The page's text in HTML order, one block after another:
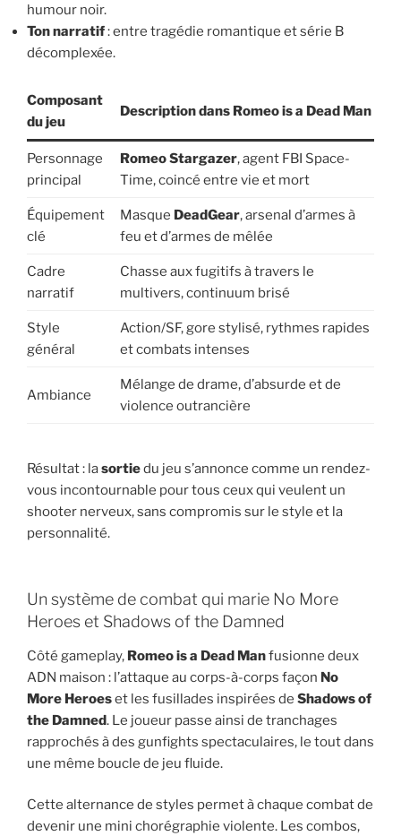
humour noir.
Ton narratif: entre tragédie romantique et série B
décomplexée.
Composant
du jeu
Description dans Romeo is a Dead Man
Personnage
principal
Romeo Stargazer, agent FBI Space-
Time, coincé entre vie et mort
Équipement
clé
Masque DeadGear, arsenal d’armes à
feu et d’armes de mêlée
Cadre
narratif
Chasse aux fugitifs à travers le
multivers, continuum brisé
Style
général
Action/SF, gore stylisé, rythmes rapides
et combats intenses
Ambiance
Mélange de drame, d’absurde et de
violence outrancière
Résultat : lasortiedu jeu s’annonce comme un rendez-
vous incontournable pour tous ceux qui veulent un
shooter nerveux, sans compromis sur le style et la
personnalité.
Un système de combat qui marie No More
Heroes et Shadows of the Damned
Côté gameplay, Romeo is a Dead Manfusionne deux
ADN maison : l’attaque au corps-à-corps façon No
More Heroeset les fusillades inspirées de Shadows of
the Damned. Le joueur passe ainsi de tranchages
rapprochés à des gunfights spectaculaires, le tout dans
une même boucle de jeu fluide.
Cette alternance de styles permet à chaque combat de
devenir une mini chorégraphie violente. Les combos,